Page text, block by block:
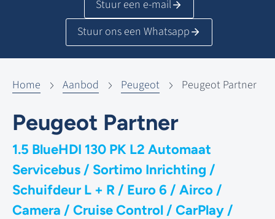
Stuur een e-mail
Stuur ons een Whatsapp
Home Aanbod Peugeot Peugeot Partner
Peugeot Partner
1.5 BlueHDI 130 PK L2 Automaat
Servicebus / Sortimo Inrichting /
Schuifdeur L + R / Euro 6 / Airco /
Camera / Cruise Control / CarPlay /